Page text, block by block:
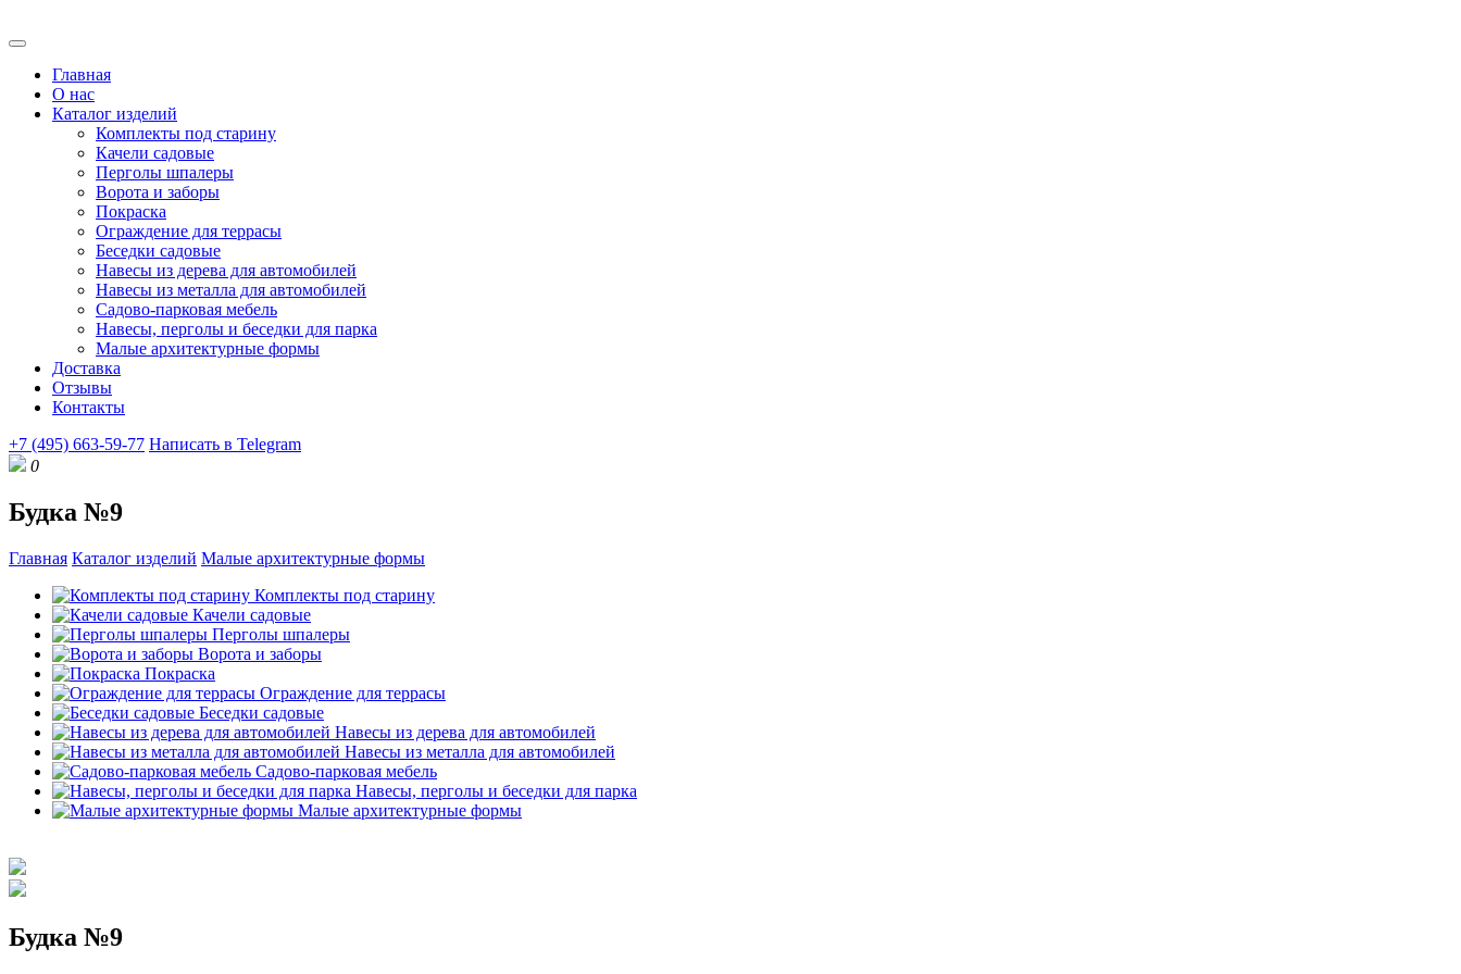
Главная
О нас
Каталог изделий
Комплекты под старину
Качели садовые
Перголы шпалеры
Ворота и заборы
Покраска
Ограждение для террасы
Беседки садовые
Навесы из дерева для автомобилей
Навесы из металла для автомобилей
Садово-парковая мебель
Навесы, перголы и беседки для парка
Малые архитектурные формы
Доставка
Отзывы
Контакты
+7 (495) 663-59-77 Написать в Telegram
0
Будка №9
Главная Каталог изделий Малые архитектурные формы
Комплекты под старину
Качели садовые
Перголы шпалеры
Ворота и заборы
Покраска
Ограждение для террасы
Беседки садовые
Навесы из дерева для автомобилей
Навесы из металла для автомобилей
Садово-парковая мебель
Навесы, перголы и беседки для парка
Малые архитектурные формы
Будка №9